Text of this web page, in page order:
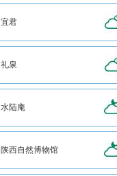
宜君
礼泉
水陆庵
陕西自然博物馆